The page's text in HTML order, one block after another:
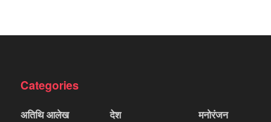
Categories
अतिथि आलेख
देश
मनोरंजन